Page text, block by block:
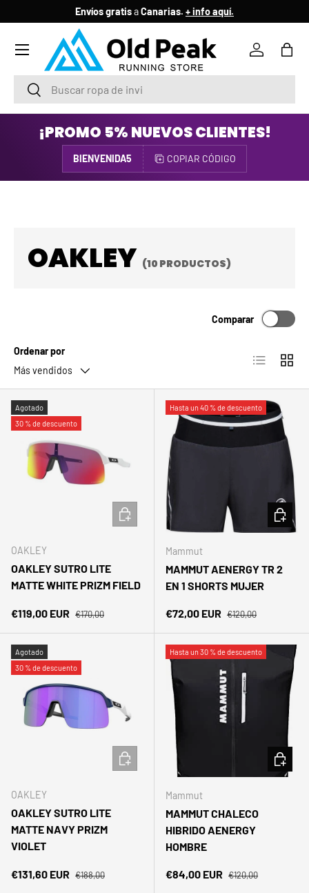
IR AL CONTENIDO
Envíos gratisaCanarias. + info aquí.
BuscarBuscar
Iniciar
Menú
¡PROMO 5% NUEVOS CLIENTES!
BIENVENIDA5 COPIAR CÓDIGO
OAKLEY (10 PRODUCTOS)
Ordenar por
Más vendidos
Comparar
Lista
Agotado
30 % de descuento
OAKLEY
OAKLEY SUTRO LITE
MATTE WHITE PRIZM FIELD
Precio de venta
€119,00 EUR Precio normal
€170,00
AÑADIR AL CARRITO
Hasta un 40 % de descuento
Mammut
MAMMUT AENERGY TR 2
EN 1 SHORTS MUJER
Precio de venta
€72,00 EUR Precio normal
€120,00
ELEGIR
Agotado
30 % de descuento
OAKLEY
OAKLEY SUTRO LITE
MATTE NAVY PRIZM
VIOLET
Precio de venta
€131,60 EUR Precio normal
€188,00
AÑADIR AL CARRITO
Hasta un 30 % de descuento
Mammut
MAMMUT CHALECO
HIBRIDO AENERGY
HOMBRE
Precio de venta
€84,00 EUR Precio normal
€120,00
ELEGIR